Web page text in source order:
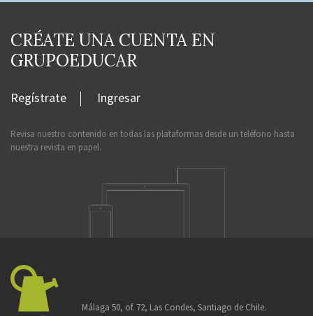
CRÉATE UNA CUENTA EN
GRUPOEDUCAR
Regístrate Ingresar
Revisa nuestro contenido en todas las plataformas desde un teléfono hasta
nuestra revista en papel.
Málaga 50, of. 72, Las Condes, Santiago de Chile.